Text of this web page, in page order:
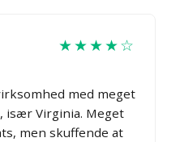
★★★★☆
med meget
især Virginia. Meget
men skuffende at